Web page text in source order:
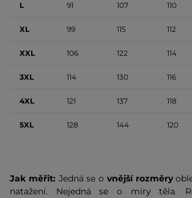
L 91 107 110
XL 99 115 112
XXL 106 122 114
3XL 114 130 116
4XL 121 137 118
5XL 128 144 120
Jak měřit: Jedná se o vnější rozměry
natažení. Nejedná se o míry těla.